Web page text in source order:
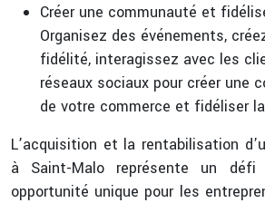
Créer une communauté et
Organisez des événements,
fidélité, interagissez avec les
réseaux sociaux pour créer une
de votre commerce et fidéliser
L’acquisition et la rentabilisation
à Saint-Malo représente un
opportunité unique pour les